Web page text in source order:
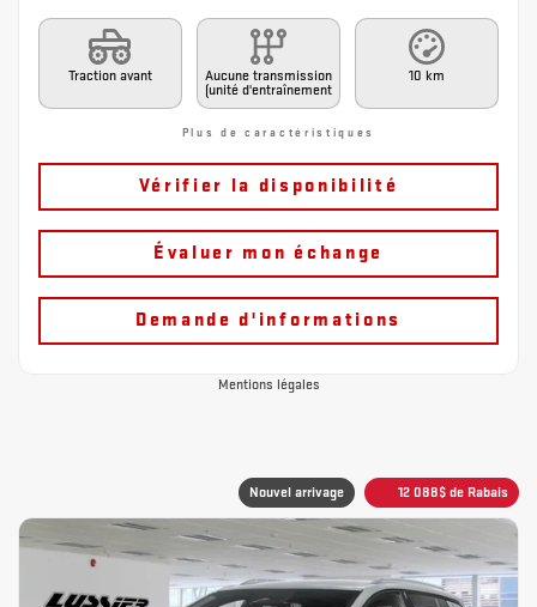
Traction avant
Aucune transmission
(unité d'entraînement
10 km
Plus de caractéristiques
Vérifier la disponibilité
Évaluer mon échange
Demande d'informations
Mentions légales
Nouvel arrivage 12 088$ de Rabais